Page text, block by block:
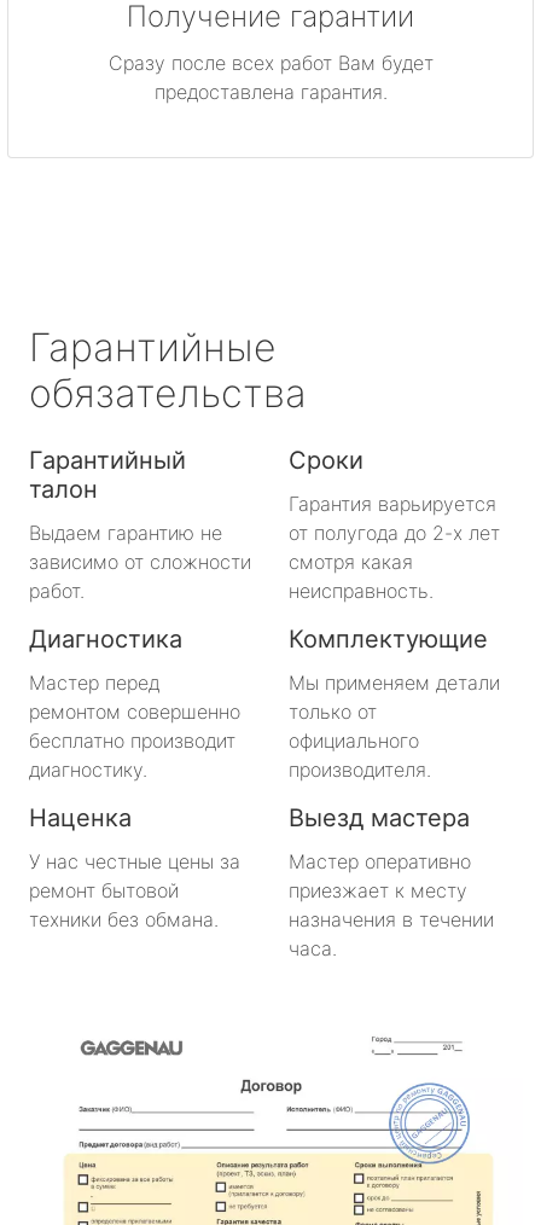
Получение гарантии
Сразу после всех работ Вам будет
предоставлена гарантия.
Гарантийные
обязательства
Гарантийный
талон
Выдаем гарантию не
зависимо от сложности
работ.
Сроки
Гарантия варьируется
от полугода до 2-х лет
смотря какая
неисправность.
Диагностика
Мастер перед
ремонтом совершенно
бесплатно производит
диагностику.
Комплектующие
Мы применяем детали
только от
официального
производителя.
Наценка
У нас честные цены за
ремонт бытовой
техники без обмана.
Выезд мастера
Мастер оперативно
приезжает к месту
назначения в течении
часа.